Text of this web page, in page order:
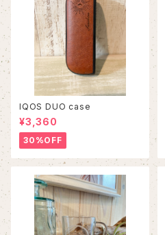
IQOS DUO case
¥3,360
30%OFF